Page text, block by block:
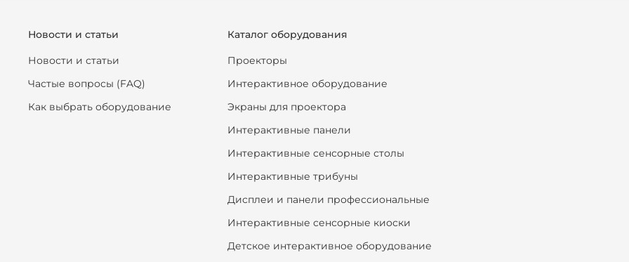
Новости и статьи
Новости и статьи
Частые вопросы (FAQ)
Как выбрать оборудование
Каталог оборудования
Проекторы
Интерактивное оборудование
Экраны для проектора
Интерактивные панели
Интерактивные сенсорные столы
Интерактивные трибуны
Дисплеи и панели профессиональные
Интерактивные сенсорные киоски
Детское интерактивное оборудование